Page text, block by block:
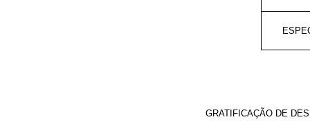
GRATIFICAÇÃO DE